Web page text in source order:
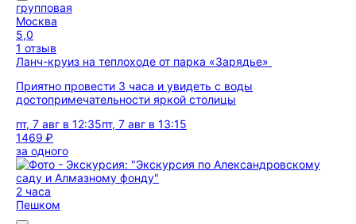
групповая
Москва
5,0
1 отзыв
Ланч-круиз на теплоходе от парка «Зарядье»
Приятно провести 3 часа и увидеть с воды
достопримечательности яркой столицы
пт, 7 авг в 12:35пт, 7 авг в 13:15
1469 ₽
за одного
2 часа
Пешком